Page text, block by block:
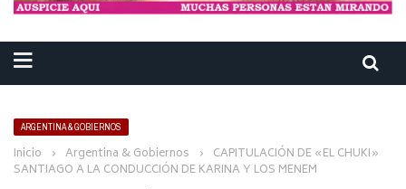
ARGENTINA & GOBIERNOS
Inicio › Argentina & Gobiernos › CAPITULACIÓN DE «EL CHUKI»
SANTIAGO A LA CONDUCCIÓN DE KARINA Y LOS MENEM